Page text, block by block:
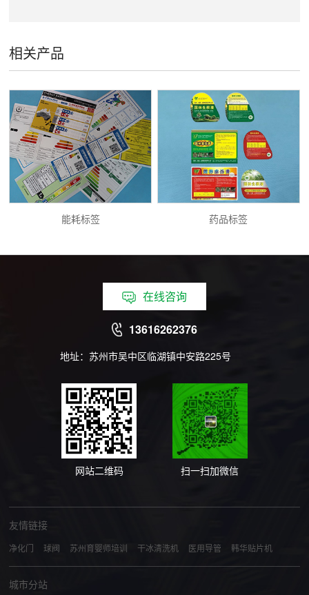
相关产品
能耗标签 药品标签
在线咨询
13616262376
地址：苏州市吴中区临湖镇中安路225号
网站二维码 扫一扫加微信
友情链接
净化门 球阀 苏州育婴师培训 干冰清洗机 医用导管 韩华贴片机
城市分站